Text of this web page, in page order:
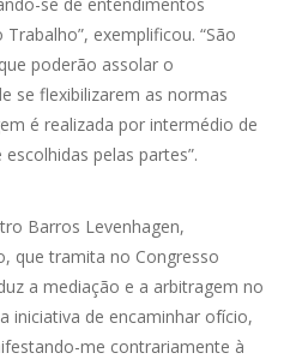
exemplificou. “São
poderão assolar o
se flexibilizarem as normas
é realizada por intermédio de
pelas partes”.
Barros Levenhagen,
que tramita no Congresso
a mediação e a arbitragem no
iniciativa de encaminhar ofício,
me contrariamente à